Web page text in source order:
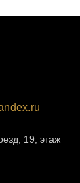
19, этаж